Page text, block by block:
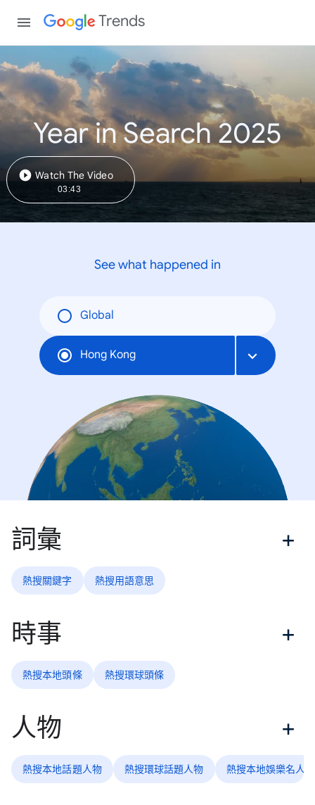
Trends
Year in Search 2025
Watch The Video
03:43
See what happened in
Global
Hong Kong
詞彙
熱搜關鍵字 熱搜用語意思
時事
熱搜本地頭條 熱搜環球頭條
人物
熱搜本地話題人物 熱搜環球話題人物 熱搜本地娛樂名人